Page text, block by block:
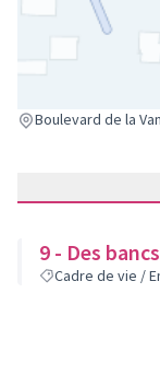
Boulevard de la
(Lien externe)
9 - Des
Cadre de vie /